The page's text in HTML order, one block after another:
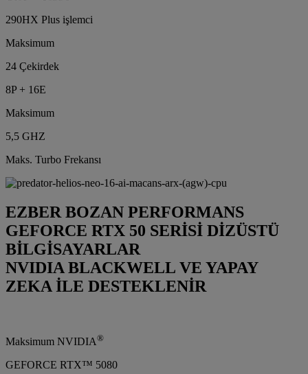
290HX Plus işlemci
Maksimum
24 Çekirdek
8P + 16E
Maksimum
5,5 GHZ
Maks. Turbo Frekansı
EZBER BOZAN PERFORMANS
GEFORCE RTX 50 SERİSİ DİZÜSTÜ
BİLGİSAYARLAR
NVIDIA BLACKWELL VE YAPAY
ZEKA İLE DESTEKLENİR
Maksimum NVIDIA®
GEFORCE RTX™ 5080